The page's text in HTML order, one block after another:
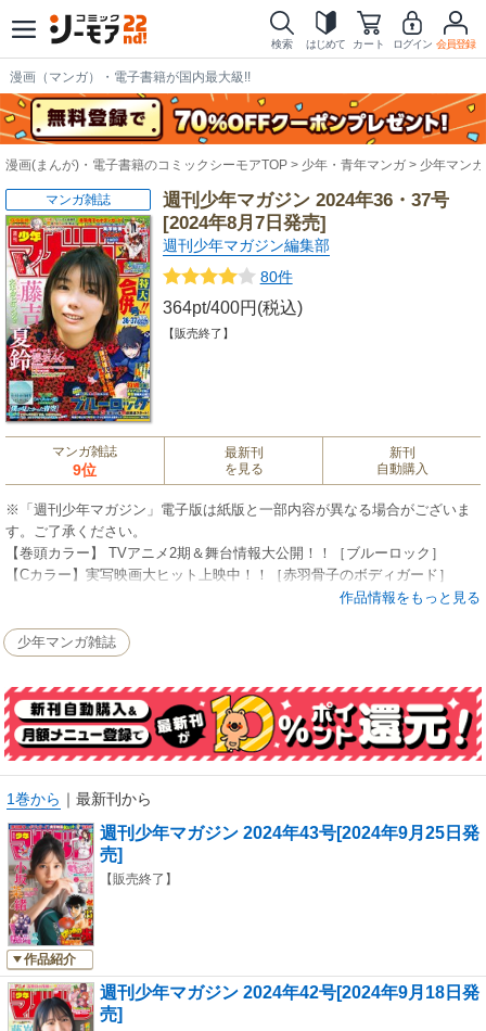
検索 はじめて カート ログイン 会員登録
漫画（マンガ）・電子書籍が国内最大級!!
漫画(まんが)・電子書籍のコミックシーモアTOP 少年・青年マンガ 少年マン
週刊少年マガジン 2024年36・37号
[2024年8月7日発売]
週刊少年マガジン編集部
80件
364pt/400円(税込)
【販売終了】
マンガ雑誌
マンガ雑誌
9位
最新刊
を見る
新刊
自動購入
※「週刊少年マガジン」電子版は紙版と一部内容が異なる場合がございま
す。ご了承ください。
【巻頭カラー】 TVアニメ2期＆舞台情報大公開！！［ブルーロック］
【Cカラー】実写映画大ヒット上映中！！［赤羽骨子のボディガード］
作品情報をもっと見る
少年マンガ雑誌
1巻から ｜ 最新刊から
作品紹介
週刊少年マガジン 2024年43号[2024年9月25日発
売]
【販売終了】
週刊少年マガジン 2024年42号[2024年9月18日発
売]